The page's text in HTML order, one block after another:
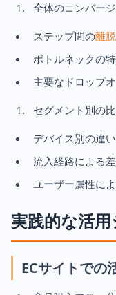
全体のコンバー
ステップ間の離
ボトルネックの
主要なドロップ
セグメント別の
デバイス別の違い
流入経路による
ユーザー属性に
実践的な活
ECサイトでの